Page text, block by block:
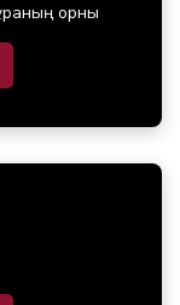
орны